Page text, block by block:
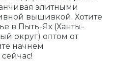
элитными
вышивкой. Хотите
в Пыть-Ях (Ханты-
округ) оптом от
начнем